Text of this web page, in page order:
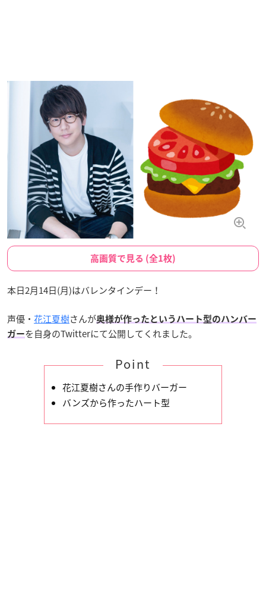
高画質で見る (全1枚)
本日2月14日(月)はバレンタインデー！
声優・ 花江夏樹さんが奥様が作ったというハート型のハンバー
ガーを自身のTwitterにて公開してくれました。
Point
花江夏樹さんの手作りバーガー
バンズから作ったハート型